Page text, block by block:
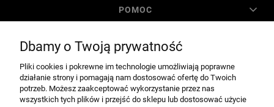
POMOC
MOJE KONTO
PŁATNOŚCI I DOSTAWA
Dbamy o Twoją prywatność
Pliki cookies i pokrewne im technologie umożliwiają poprawne
działanie strony i pomagają nam dostosować ofertę do Twoich
potrzeb. Możesz zaakceptować wykorzystanie przez nas
wszystkich tych plików i przejść do sklepu lub dostosować użycie